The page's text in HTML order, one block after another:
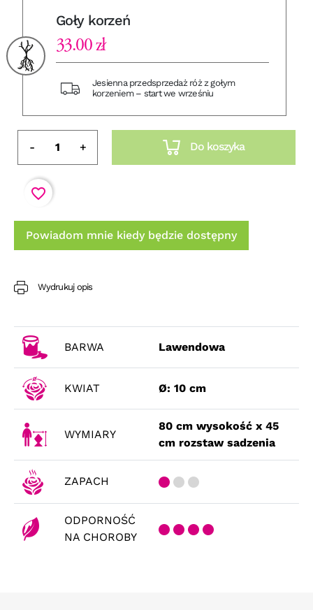
Goły korzeń
33.00 zł
Jesienna przedsprzedaż róż z gołym
korzeniem – start we wrześniu
Do koszyka
- +
favorite_border
Powiadom mnie kiedy będzie dostępny
Wydrukuj opis
BARWA Lawendowa
KWIAT Ø: 10 cm
WYMIARY
80 cm wysokość x 45
cm rozstaw sadzenia
ZAPACH
ODPORNOŚĆ
NA CHOROBY